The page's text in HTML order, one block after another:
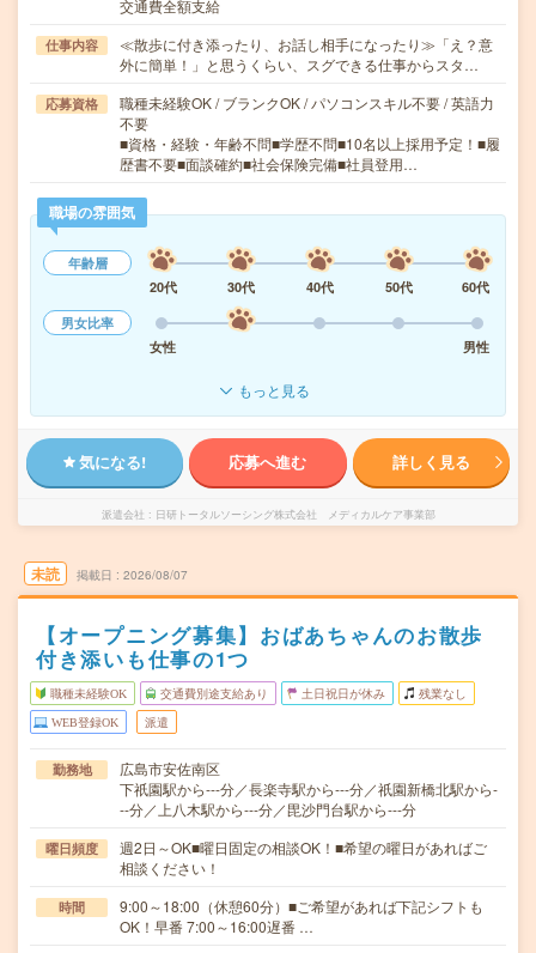
交通費全額支給
仕事内容
≪散歩に付き添ったり、お話し相手になったり≫「え？意
外に簡単！」と思うくらい、スグできる仕事からスタ…
応募資格
職種未経験OK / ブランクOK / パソコンスキル不要 / 英語力
不要
■資格・経験・年齢不問■学歴不問■10名以上採用予定！■履
歴書不要■面談確約■社会保険完備■社員登用…
職場の雰囲気
年齢層
20代
30代 40代 50代
60代
男女比率
女性
男性
もっと見る
気になる! 応募へ進む 詳しく見る
派遣会社 日研トータルソーシング株式会社 メディカルケア事業部
未読 掲載日 2026/08/07
【オープニング募集】おばあちゃんのお散歩
付き添いも仕事の1つ
職種未経験OK 交通費別途支給あり 土日祝日が休み 残業なし
WEB登録OK 派遣
勤務地
広島市安佐南区
下祇園駅から---分／長楽寺駅から---分／祇園新橋北駅から-
--分／上八木駅から---分／毘沙門台駅から---分
曜日頻度
週2日～OK■曜日固定の相談OK！■希望の曜日があればご
相談ください！
時間
9:00～18:00（休憩60分）■ご希望があれば下記シフトも
OK！早番 7:00～16:00遅番 …